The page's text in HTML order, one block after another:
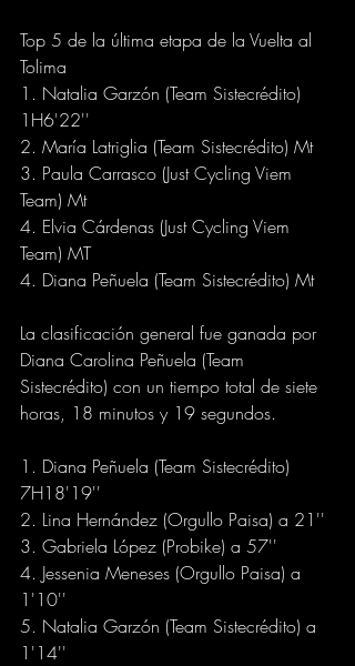
Top 5 de la última etapa de la Vuelta al
Tolima
1. Natalia Garzón (Team Sistecrédito)
1H6'22''
2. María Latriglia (Team Sistecrédito) Mt
3. Paula Carrasco (Just Cycling Viem
Team) Mt
4. Elvia Cárdenas (Just Cycling Viem
Team) MT
4. Diana Peñuela (Team Sistecrédito) Mt
La clasificación general fue ganada por
Diana Carolina Peñuela (Team
Sistecrédito) con un tiempo total de siete
horas, 18 minutos y 19 segundos.
1. Diana Peñuela (Team Sistecrédito)
7H18'19''
2. Lina Hernández (Orgullo Paisa) a 21''
3. Gabriela López (Probike) a 57''
4. Jessenia Meneses (Orgullo Paisa) a
1'10''
5. Natalia Garzón (Team Sistecrédito) a
1'14''